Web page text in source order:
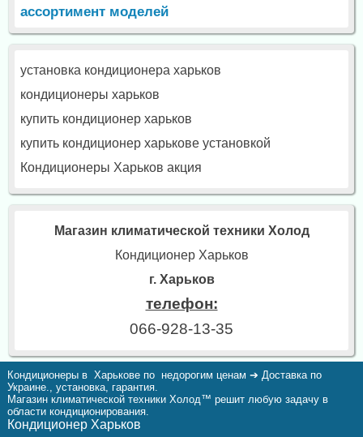
ассортимент моделей
установка кондиционера харьков
кондиционеры харьков
купить кондиционер харьков
купить кондиционер харькове установкой
Кондиционеры Харьков акция
Магазин климатической техники Холод
Кондиционер Харьков
г. Харьков
телефон:
066-928-13-35
Кондиционеры в Харькове по недорогим ценам ➔ Доставка по
Украине., установка, гарантия.
Магазин климатической техники Холод™ решит любую задачу в
области кондиционирования.
Кондиционер Харьков